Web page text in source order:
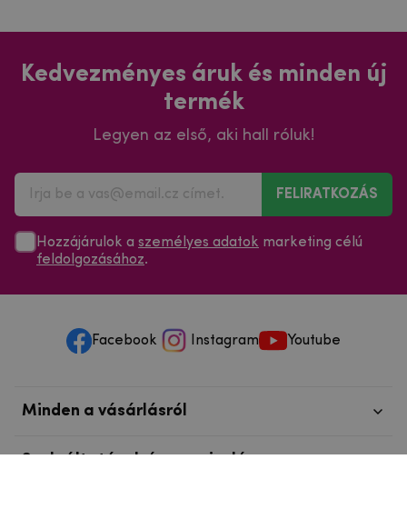
Kedvezményes áruk és minden új
termék
Legyen az első, aki hall róluk!
FELIRATKOZÁS
Hozzájárulok a személyes adatok marketing célú
feldolgozásához.
Facebook Instagram Youtube
Minden a vásárlásról